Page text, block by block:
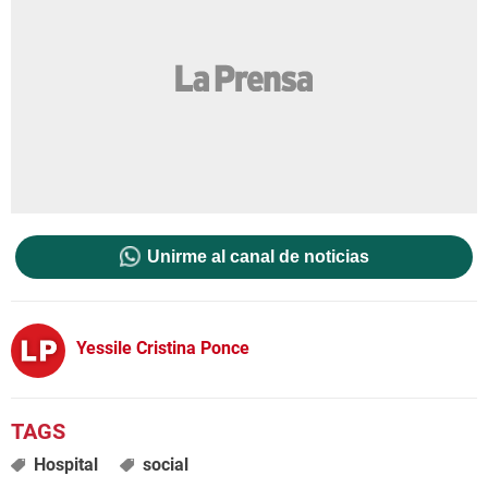
Unirme al canal de noticias
Yessile Cristina Ponce
Hospital social